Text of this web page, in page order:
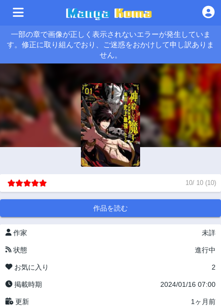
一部の章で画像が正しく表示されないエラーが発生していま
す。修正に取り組んでおり、ご迷惑をおかけして申し訳ありま
せん。
10/ 10 (10)
作品を読む
作家 未詳
状態 進行中
お気に入り 2
掲載時期 2024/01/16 07:00
更新 1ヶ月前